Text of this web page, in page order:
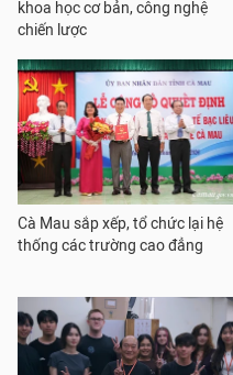
khoa học cơ bản, công nghệ
chiến lược
Cà Mau sắp xếp, tổ chức lại hệ
thống các trường cao đẳng